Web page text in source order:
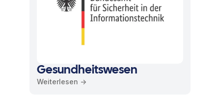
Gesundheitswesen
Weiterlesen ->